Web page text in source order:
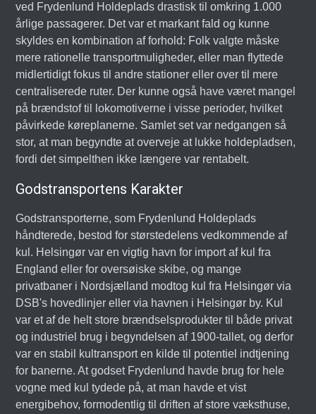
ved Frydenlund Holdeplads drastisk til omkring 1.000
årlige passagerer. Det var et markant fald og kunne
skyldes en kombination af forhold: Folk valgte måske
mere rationelle transportmuligheder, eller man flyttede
midlertidigt fokus til andre stationer eller over til mere
centraliserede ruter. Der kunne også have været mangel
på brændstof til lokomotiverne i visse perioder, hvilket
påvirkede køreplanerne. Samlet set var nedgangen så
stor, at man begyndte at overveje at lukke holdepladsen,
fordi det simpelthen ikke længere var rentabelt.
Godstransportens Karakter
Godstransporterne, som Frydenlund Holdeplads
håndterede, bestod for størstedelens vedkommende af
kul. Helsingør var en vigtig havn for import af kul fra
England eller for oversøiske skibe, og mange
privatbaner i Nordsjælland modtog kul fra Helsingør via
DSB's hovedlinjer eller via havnen i Helsingør by. Kul
var et af de helt store brændselsprodukter til både privat
og industriel brug i begyndelsen af 1900-tallet, og derfor
var en stabil kultransport en kilde til potentiel indtjening
for banerne. At godset Frydenlund havde brug for hele
vogne med kul tydede på, at man havde et vist
energibehov, formodentlig til driften af store væksthuse,